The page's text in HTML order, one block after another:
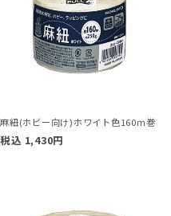
麻紐(ホビー向け)ホワイト色160ｍ巻
税込 1,430円